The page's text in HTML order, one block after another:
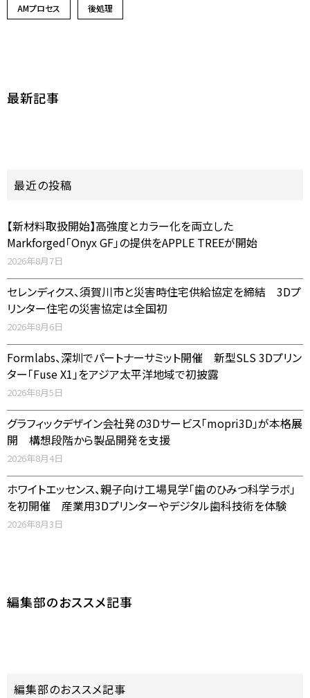
AMプロセス 後処理
最新記事
最近の投稿
【新材料取扱開始】高強度とカラー化を両立した
Markforged「Onyx GF」の提供をAPPLE TREEが開始
2026年8月7日
セレンディクス、須賀川市と災害時住宅供給協定を締結 3Dプ
リンター住宅の災害協定は全国初
2026年8月6日
Formlabs、深圳でパートナーサミット開催 新型SLS 3Dプリン
ター「Fuse X1」をアジア太平洋地域で初披露
2026年8月5日
グラフィックデザイン会社発の3Dサービス「mopri3D」が本格展
開 構想段階から製品開発を支援
2026年8月4日
ホワイトエッセンス、親子向け工場見学「歯のひみつ科学ラボ」
を初開催 産業用3Dプリンターやデジタル歯科技術を体験
2026年8月3日
編集部のおススメ記事
編集部のおススメ記事